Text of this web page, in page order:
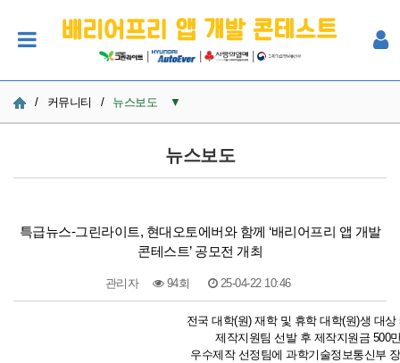
| | |
/ 커뮤니티 / 뉴스보도 ▼
사진
참여자 한마당
뉴스보도
특급뉴스-그린라이트, 현대오토에버와 함께 ‘배리어프리 앱 개발
콘테스트’ 공모전 개최
관리자 94회 25-04-22 10:46
전국 대학(원) 재학 및 휴학 대학(원)생 대
제작지원팀 선발 후 제작지원금 500
우수제작 선정팀에 과학기술정보통신부